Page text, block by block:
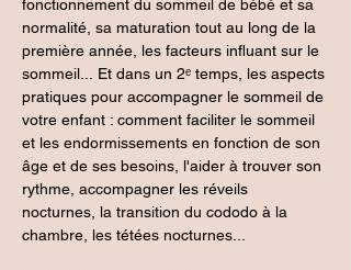
fonctionnement du sommeil de bébé et sa
normalité, sa maturation tout au long de la
première année, les facteurs influant sur le
sommeil... Et dans un 2ᵉ temps, les aspects
pratiques pour accompagner le sommeil de
votre enfant : comment faciliter le sommeil
et les endormissements en fonction de son
âge et de ses besoins, l'aider à trouver son
rythme, accompagner les réveils
nocturnes, la transition du cododo à la
chambre, les tétées nocturnes...